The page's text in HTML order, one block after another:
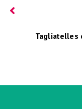
Tagliatelles